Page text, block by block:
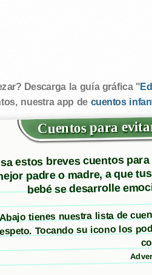
Descarga la guía gráfica "
nuestra app de cuentos
Cuentos para
estos breves cuentos
padre o madre, a que
bebé se desarrolle
Abajo tienes nuestra lista de
Tocando su icono los